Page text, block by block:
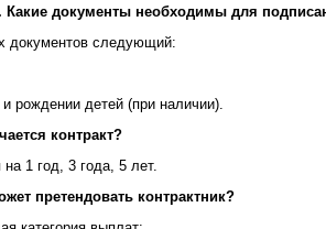
Какие документы необходимы для
документов следующий:
рождении детей (при наличии).
контракт?
1 год, 3 года, 5 лет.
претендовать контрактник?